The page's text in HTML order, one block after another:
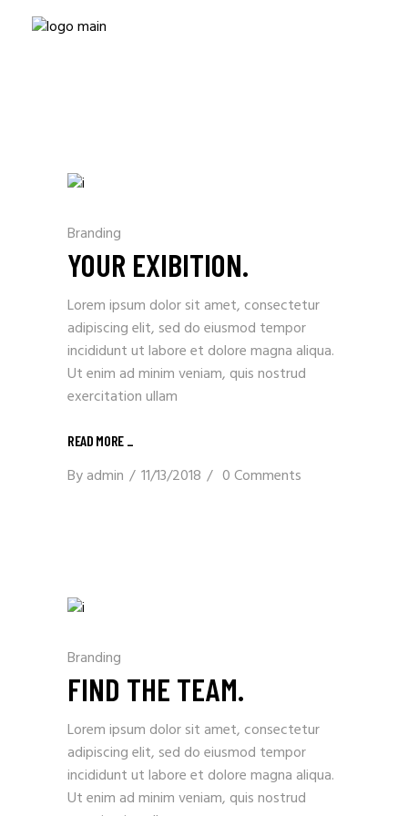
Branding
YOUR EXIBITION.
Lorem ipsum dolor sit amet, consectetur
adipiscing elit, sed do eiusmod tempor
incididunt ut labore et dolore magna aliqua.
Ut enim ad minim veniam, quis nostrud
exercitation ullam
READ MORE _
Byadmin 11/13/2018 0 Comments
Branding
FIND THE TEAM.
Lorem ipsum dolor sit amet, consectetur
adipiscing elit, sed do eiusmod tempor
incididunt ut labore et dolore magna aliqua.
Ut enim ad minim veniam, quis nostrud